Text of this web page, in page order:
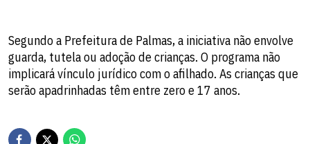
Segundo a Prefeitura de Palmas, a iniciativa não envolve
guarda, tutela ou adoção de crianças. O programa não
implicará vínculo jurídico com o afilhado. As crianças que
serão apadrinhadas têm entre zero e 17 anos.